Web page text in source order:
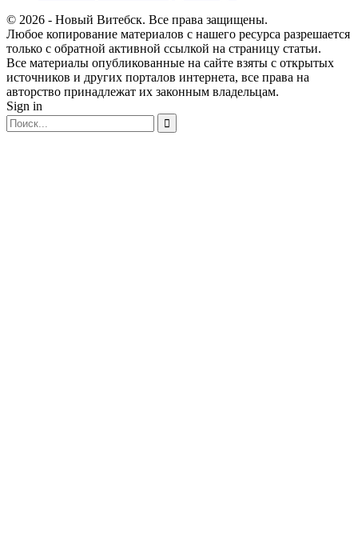
© 2026 - Новый Витебск. Все права защищены.
Любое копирование материалов с нашего ресурса разрешается
только с обратной активной ссылкой на страницу статьи.
Все материалы опубликованные на сайте взяты с открытых
источников и других порталов интернета, все права на
авторство принадлежат их законным владельцам.
Sign in